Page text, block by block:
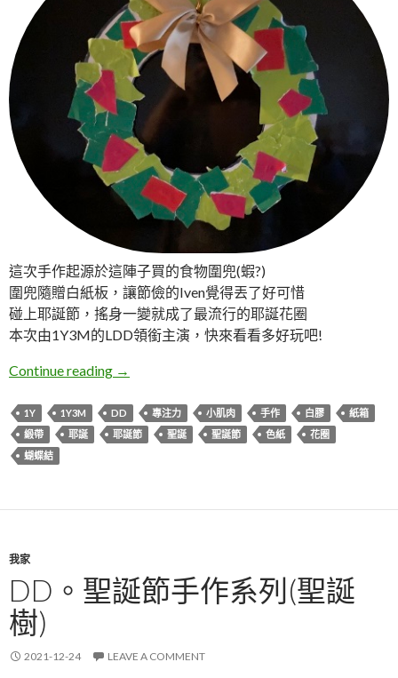
這次手作起源於這陣子買的食物圍兜(蝦?)
圍兜隨贈白紙板，讓節儉的Iven覺得丟了好可惜
碰上耶誕節，搖身一變就成了最流行的耶誕花圈
本次由1Y3M的LDD領銜主演，快來看看多好玩吧!
Continue reading DD。聖誕節手作系列(聖誕花圈)
→
1Y 1Y3M DD 專注力 小肌肉 手作 白膠
紙箱
緞帶
耶誕 耶誕節 聖誕 聖誕節 色紙
花圈
蝴蝶結
我家
DD。聖誕節手作系列(聖誕
樹)
2021-12-24 LEAVE A COMMENT